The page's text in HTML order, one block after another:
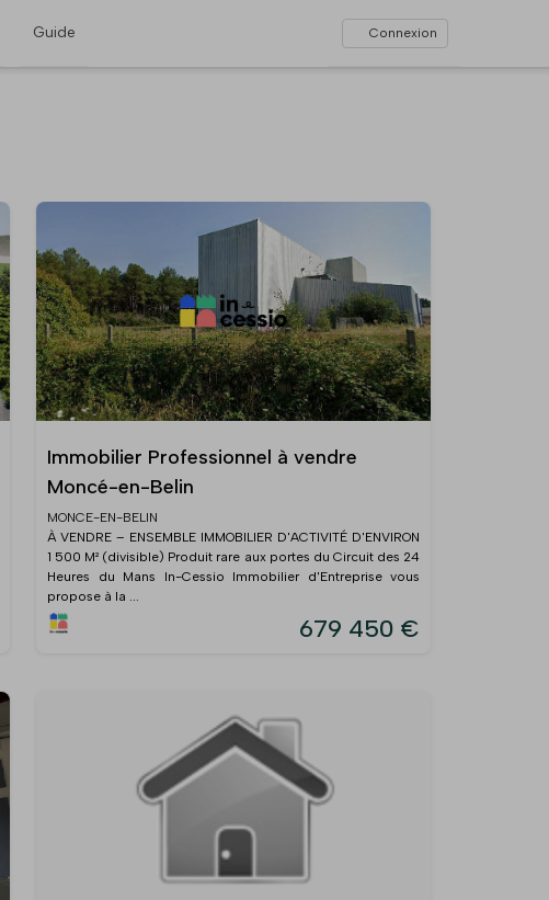
Guide Connexion
Immobilier Professionnel à vendre
Moncé-en-Belin
MONCE-EN-BELIN
À VENDRE – ENSEMBLE IMMOBILIER D'ACTIVITÉ D'ENVIRON
1 500 M² (divisible) Produit rare aux portes du Circuit des 24
Heures du Mans In-Cessio Immobilier d'Entreprise vous
propose à la ...
679 450 €